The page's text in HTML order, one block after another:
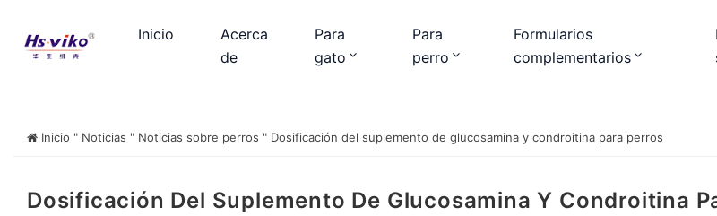
Inicio
Acerca
de
Para
gato
Para
perro
Formularios
complementarios
Inicio " Noticias " Noticias sobre perros " Dosificación del suplemento de glucosamina y condroitina para perros
Dosificación Del Suplemento De Glucosamina Y Condroitina